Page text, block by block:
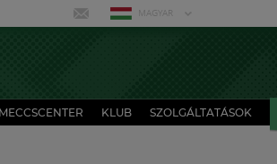
MAGYAR
MECCSCENTER KLUB SZOLGÁLTATÁSOK